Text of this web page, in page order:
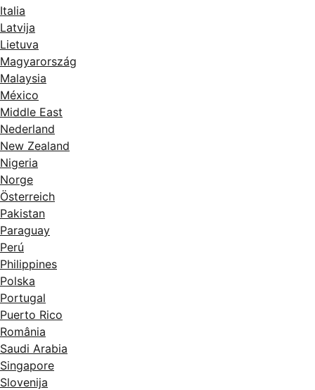
Italia
Latvija
Lietuva
Magyarország
Malaysia
México
Middle East
Nederland
New Zealand
Nigeria
Norge
Österreich
Pakistan
Paraguay
Perú
Philippines
Polska
Portugal
Puerto Rico
România
Saudi Arabia
Singapore
Slovenija